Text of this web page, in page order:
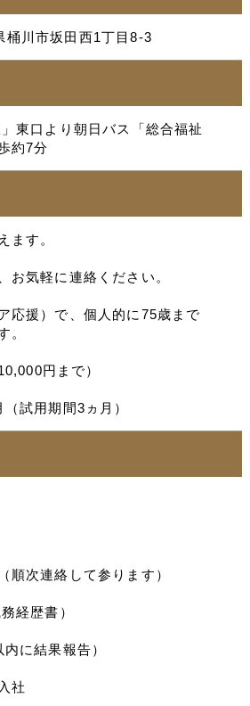
桶川市坂田西1丁目8-3
東口より朝日バス「総合福祉
約7分
ます。
お気軽に連絡ください。
応援）で、個人的に75歳まで
。
円まで）
試用期間3ヵ月）
次連絡して参ります）
経歴書）
に結果報告）
社